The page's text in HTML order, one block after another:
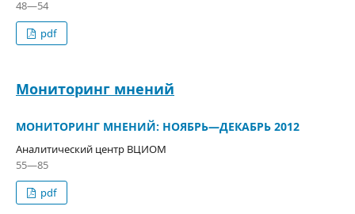
48—54
pdf
Мониторинг мнений
МОНИТОРИНГ МНЕНИЙ: НОЯБРЬ—ДЕКАБРЬ 2012
Аналитический центр ВЦИОМ
55—85
pdf